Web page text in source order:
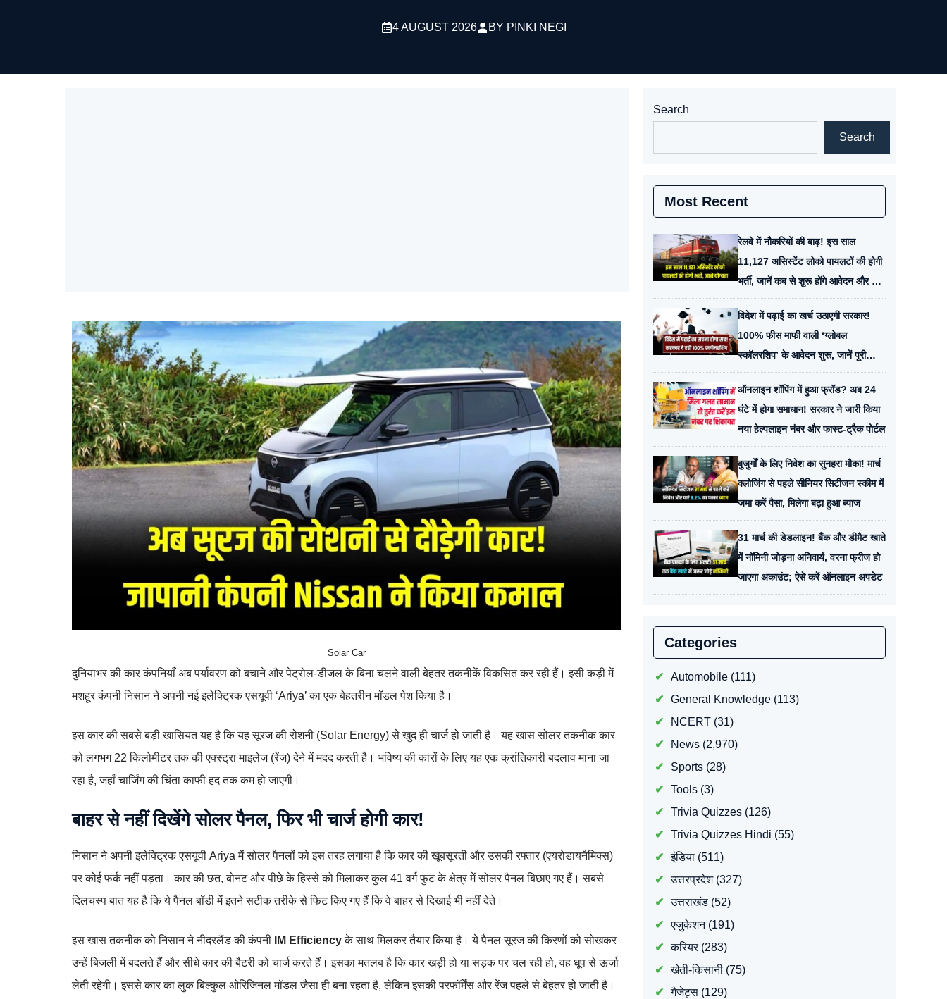
4 AUGUST 2026 BY PINKI NEGI
Solar Car
दुनियाभर की कार कंपनियाँ अब पर्यावरण को बचाने और पेट्रोल-डीजल के बिना चलने वाली बेहतर तकनीकें विकसित कर रही हैं। इसी कड़ी में
मशहूर कंपनी निसान ने अपनी नई इलेक्ट्रिक एसयूवी ‘Ariya’ का एक बेहतरीन मॉडल पेश किया है।
इस कार की सबसे बड़ी खासियत यह है कि यह सूरज की रोशनी (Solar Energy) से खुद ही चार्ज हो जाती है। यह खास सोलर तकनीक कार
को लगभग 22 किलोमीटर तक की एक्स्ट्रा माइलेज (रेंज) देने में मदद करती है। भविष्य की कारों के लिए यह एक क्रांतिकारी बदलाव माना जा
रहा है, जहाँ चार्जिंग की चिंता काफी हद तक कम हो जाएगी।
बाहर से नहीं दिखेंगे सोलर पैनल, फिर भी चार्ज होगी कार!
निसान ने अपनी इलेक्ट्रिक एसयूवी Ariya में सोलर पैनलों को इस तरह लगाया है कि कार की खूबसूरती और उसकी रफ्तार (एयरोडायनैमिक्स)
पर कोई फर्क नहीं पड़ता। कार की छत, बोनट और पीछे के हिस्से को मिलाकर कुल 41 वर्ग फुट के क्षेत्र में सोलर पैनल बिछाए गए हैं। सबसे
दिलचस्प बात यह है कि ये पैनल बॉडी में इतने सटीक तरीके से फिट किए गए हैं कि वे बाहर से दिखाई भी नहीं देते।
इस खास तकनीक को निसान ने नीदरलैंड की कंपनी IM Efficiencyके साथ मिलकर तैयार किया है। ये पैनल सूरज की किरणों को सोखकर
उन्हें बिजली में बदलते हैं और सीधे कार की बैटरी को चार्ज करते हैं। इसका मतलब है कि कार खड़ी हो या सड़क पर चल रही हो, वह धूप से ऊर्जा
लेती रहेगी। इससे कार का लुक बिल्कुल ओरिजिनल मॉडल जैसा ही बना रहता है, लेकिन इसकी परफॉर्मेंस और रेंज पहले से बेहतर हो जाती है।
Search
Search
Most Recent
रेलवे में नौकरियों की बाढ़! इस साल
11,127 असिस्टेंट लोको पायलटों की होगी
भर्ती, जानें कब से शुरू होंगे आवेदन और क्या
है योग्यता
विदेश में पढ़ाई का खर्च उठाएगी सरकार!
100% फीस माफी वाली ‘ग्लोबल
स्कॉलरशिप’ के आवेदन शुरू, जानें पूरी
पात्रता
ऑनलाइन शॉपिंग में हुआ फ्रॉड? अब 24
घंटे में होगा समाधान! सरकार ने जारी किया
नया हेल्पलाइन नंबर और फास्ट-ट्रैक पोर्टल
बुजुर्गों के लिए निवेश का सुनहरा मौका! मार्च
क्लोजिंग से पहले सीनियर सिटीजन स्कीम में
जमा करें पैसा, मिलेगा बढ़ा हुआ ब्याज
31 मार्च की डेडलाइन! बैंक और डीमैट खाते
में नॉमिनी जोड़ना अनिवार्य, वरना फ्रीज हो
जाएगा अकाउंट; ऐसे करें ऑनलाइन अपडेट
Categories
Automobile(111)
General Knowledge(113)
NCERT(31)
News(2,970)
Sports(28)
Tools(3)
Trivia Quizzes(126)
Trivia Quizzes Hindi (55)
इंडिया(511)
उत्तरप्रदेश(327)
उत्तराखंड(52)
एजुकेशन(191)
करियर(283)
खेती-किसानी(75)
गैजेट्स(129)